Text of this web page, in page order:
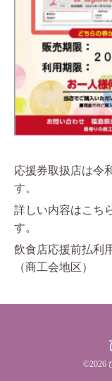
応援券取扱店は令
す。
詳しい内容はこち
す。
飲食店応援前払利
（商工会地区）
©2026